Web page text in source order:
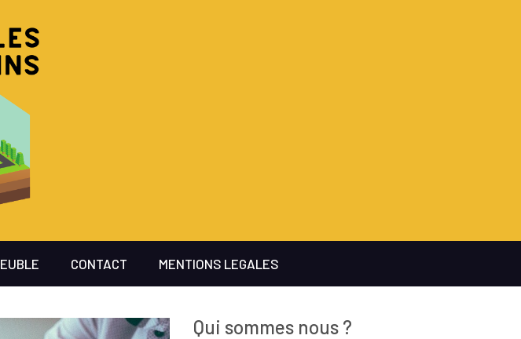
CONTACT MENTIONS LEGALES
Qui sommes nous ?